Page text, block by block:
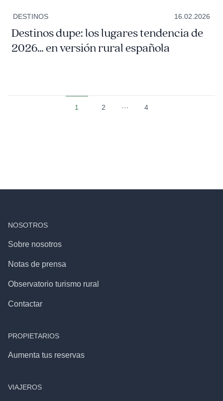
DESTINOS 16.02.2026
Destinos dupe: los lugares tendencia de
2026… en versión rural española
1 2 ··· 4
NOSOTROS
Sobre nosotros
Notas de prensa
Observatorio turismo rural
Contactar
PROPIETARIOS
Aumenta tus reservas
VIAJEROS